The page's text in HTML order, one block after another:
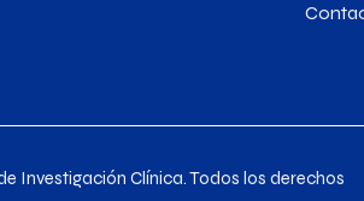
Investigación Clínica. Todos los derechos